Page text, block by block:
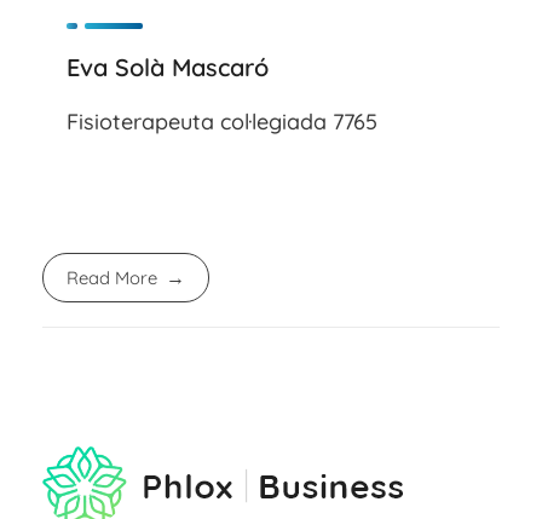
Eva Solà Mascaró
Fisioterapeuta col·legiada 7765
Read More